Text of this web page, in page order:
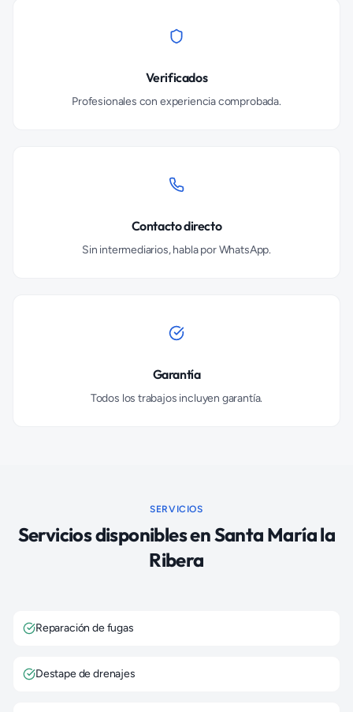
Verificados
Profesionales con experiencia comprobada.
Contacto directo
Sin intermediarios, habla por WhatsApp.
Garantía
Todos los trabajos incluyen garantía.
SERVICIOS
Servicios disponibles enSanta María la
Ribera
Reparación de fugas
Destape de drenajes